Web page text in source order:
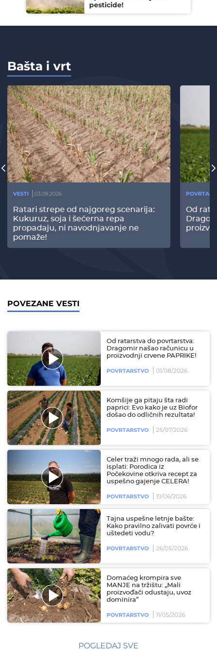
pesticide!
Bašta i vrt
VESTI 03.08.2026
Ratari strepe od najgoreg scenarija:
Kukuruz, soja i šećerna repa
propadaju, ni navodnjavanje ne
pomaže!
Od
POVEZANE VESTI
Od ratarstva do povrtarstva:
Dragomir našao računicu u
proizvodnji crvene PAPRIKE!
POVRTARSTVO 01/08/2026
Komšije ga pitaju šta radi
paprici: Evo kako je uz Biofor
došao do odličnih rezultata!
POVRTARSTVO 25/07/2026
Celer traži mnogo rada, ali se
isplati: Porodica iz
Počekovine otkriva recept za
uspešno gajenje CELERA!
POVRTARSTVO 19/06/2026
Tajna uspešne letnje bašte:
Kako pravilno zalivati povrće i
uštedeti vodu?
POVRTARSTVO 26/05/2026
Domaćeg krompira sve
MANJE na tržištu: „Mali
proizvođači odustaju, uvoz
dominira”
POVRTARSTVO 11/05/2026
POGLEDAJ SVE